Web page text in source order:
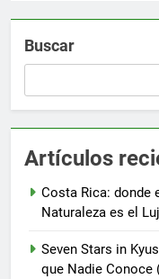
Buscar
Artículos
Costa Rica: donde
Naturaleza es el
Seven Stars in
que Nadie Conoce